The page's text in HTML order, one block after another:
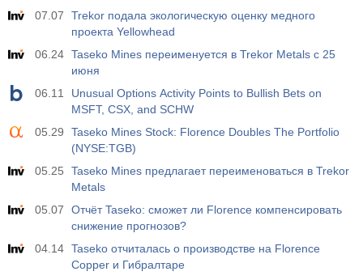
07.07
Trekor подала экологическую оценку медного
проекта Yellowhead
06.24 Taseko Mines переименуется в Trekor Metals с 25
июня
06.11
Unusual Options Activity Points to Bullish Bets on
MSFT, CSX, and SCHW
05.29
Taseko Mines Stock: Florence Doubles The Portfolio
(NYSE:TGB)
05.25
Taseko Mines предлагает переименоваться в Trekor
Metals
05.07
Отчёт Taseko: сможет ли Florence компенсировать
снижение прогнозов?
04.14 Taseko отчиталась о производстве на Florence
Copper и Гибралтаре